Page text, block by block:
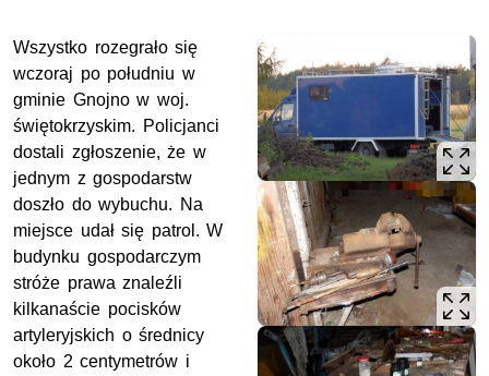
Wszystko rozegrało się
wczoraj po południu w
gminie Gnojno w woj.
świętokrzyskim. Policjanci
dostali zgłoszenie, że w
jednym z gospodarstw
doszło do wybuchu. Na
miejsce udał się patrol. W
budynku gospodarczym
stróże prawa znaleźli
kilkanaście pocisków
artyleryjskich o średnicy
około 2 centymetrów i